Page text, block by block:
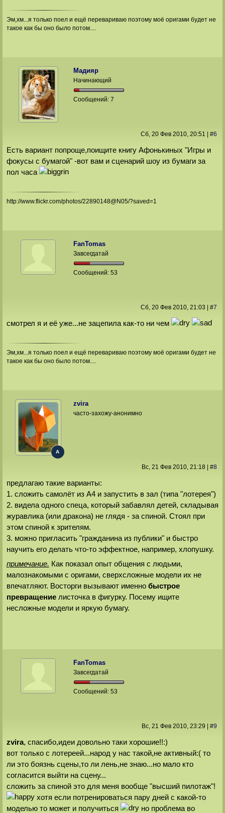
Эм,хм...я только поел и ещё перевариваю поэтому моё оригами будет не
такое как бы оно было потом....
Мадияр
Начинающий
Сообщений:7
Сб, 20 Фев 2010, 20:51 #6
Есть вариант попроще,поищите книгу Афонькиных "Игры и
фокусы с бумагой" -вот вам и сценарий шоу из бумаги за
пол часа
http://www.flickr.com/photos/22890148@N05/?saved=1
FanTomas
Завсегдатай
Сообщений:53
Сб, 20 Фев 2010, 21:03 #7
смотрел я и её уже...не зацепила как-то ни чем
Эм,хм...я только поел и ещё перевариваю поэтому моё оригами будет не
такое как бы оно было потом....
zvira
A
часто-захожу-анонимно
Вс, 21 Фев 2010, 21:18| #8
предлагаю такие варианты:
1. сложить самолёт из А4 и запустить в зал (типа "лотерея")
2. видела одного спеца, который забавлял детей, складывая
журавлика (или дракона) не глядя - за спиной. Стоял при
этом спиной к зрителям.
3. можно пригласить "гражданина из публики" и быстро
научить его делать что-то эффектное, например, хлопушку.
примечание. Как показал опыт общения с людьми,
малознакомыми с оригами, сверхсложные модели их не
впечатляют. Восторги вызывают именно быстрое
превращениелисточка в фигурку. Посему ищите
несложные модели и яркую бумагу.
FanTomas
Завсегдатай
Сообщений:53
Вс, 21 Фев 2010, 23:29 #9
zvira, спасибо,идеи довольно таки хорошие!!:)
вот только с лотереей...народ у нас такой,не активный:( то
ли это боязнь сцены,то ли лень,не знаю...но мало кто
согласится выйти на сцену...
сложить за спиной это для меня вообще "высший пилотаж"!
хотя если потренироваться пару дней с какой-то
моделью то может и получиться
но проблема во